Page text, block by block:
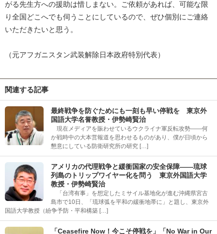
がる先生方への援助は惜しまない。ご依頼があれば、可能な限
り全国どこへでも伺うことにしているので、ぜひ個別にご連絡
いただきたいと思う。
（元アフガニスタン武装解除日本政府特別代表）
関連する記事
最終戦争を防ぐためにも一刻も早い停戦を 東京外
国語大学名誉教授・伊勢崎賢治
現在メディアを賑わせているウクライナ軍反転攻勢――何
か戦時中の大本営報道を思わせるものがあり、僕が日頃から
懇意にしている防衛研究所の研究 […]
アメリカの代理戦争と緩衝国家の安全保障――琉球
列島のトリップワイヤー化を問う 東京外国語大学
教授・伊勢崎賢治
「台湾有事」を想定したミサイル基地化が進む沖縄県宮古
島市で10日、「琉球弧を平和の緩衝地帯に」と題し、東京外
国語大学教授（紛争予防・平和構築 […]
「Ceasefire Now！今こそ停戦を」「No War in Our